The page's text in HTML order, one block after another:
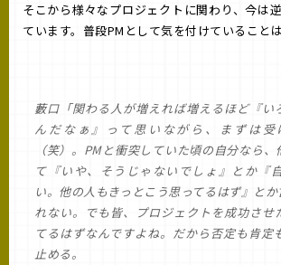
そこから様々なプロジェクトに関わり、今は
ています。普段PMとして気を付けていること
藪口「関わる人が増えれば増えるほど『い
んだなぁ』って思いながら、まずは受
（笑）。PMと衝突していた頃の自分なら
て『いや、そうじゃないでしょ』とか『
い。他の人もきっとこう思ってるはず』と
れない。でも皆、プロジェクトを成功させ
てるはずなんですよね。だから否定も肯定
止める。